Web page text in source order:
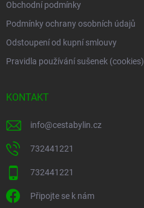
Obchodní podmínky
Podmínky ochrany osobních údajů
Odstoupení od kupní smlouvy
Pravidla používání sušenek (cookies)
KONTAKT
info@cestabylin.cz
732441221
732441221
Připojte se k nám